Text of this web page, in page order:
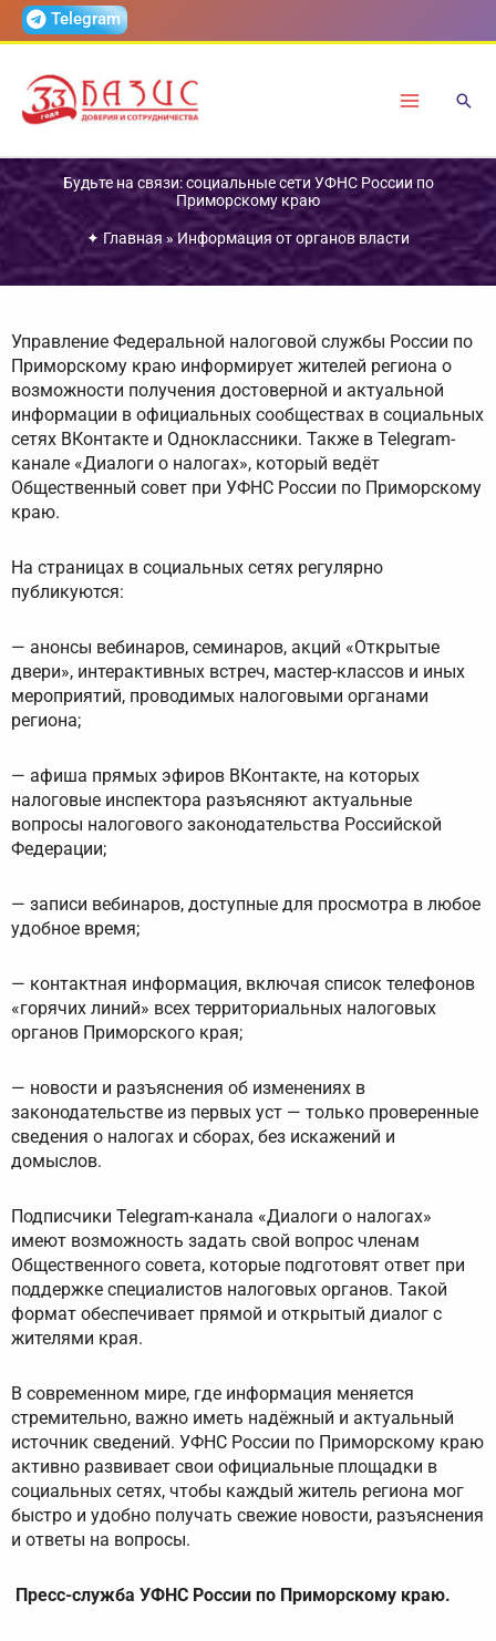
ПерейтиTelegram
Будьте на связи: социальные сети УФНС России по
Приморскому краю
✦ Главная»Информация от органов власти
Управление Федеральной налоговой службы России по
Приморскому краю информирует жителей региона о
возможности получения достоверной и актуальной
информации в официальных сообществах в социальных
сетях ВКонтакте и Одноклассники. Также в Telegram-
канале «Диалоги о налогах», который ведёт
Общественный совет при УФНС России по Приморскому
краю.
На страницах в социальных сетях регулярно
публикуются:
— анонсы вебинаров, семинаров, акций «Открытые
двери», интерактивных встреч, мастер-классов и иных
мероприятий, проводимых налоговыми органами
региона;
— афиша прямых эфиров ВКонтакте, на которых
налоговые инспектора разъясняют актуальные
вопросы налогового законодательства Российской
Федерации;
— записи вебинаров, доступные для просмотра в любое
удобное время;
— контактная информация, включая список телефонов
«горячих линий» всех территориальных налоговых
органов Приморского края;
— новости и разъяснения об изменениях в
законодательстве из первых уст — только проверенные
сведения о налогах и сборах, без искажений и
домыслов.
Подписчики Telegram-канала «Диалоги о налогах»
имеют возможность задать свой вопрос членам
Общественного совета, которые подготовят ответ при
поддержке специалистов налоговых органов. Такой
формат обеспечивает прямой и открытый диалог с
жителями края.
В современном мире, где информация меняется
стремительно, важно иметь надёжный и актуальный
источник сведений. УФНС России по Приморскому краю
активно развивает свои официальные площадки в
социальных сетях, чтобы каждый житель региона мог
быстро и удобно получать свежие новости, разъяснения
и ответы на вопросы.
Пресс-служба УФНС России по Приморскому краю.